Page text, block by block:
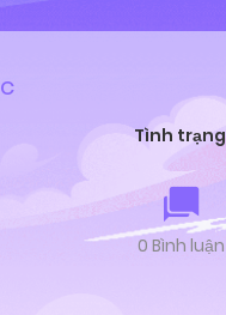
Tình trạng
0 Bình luận